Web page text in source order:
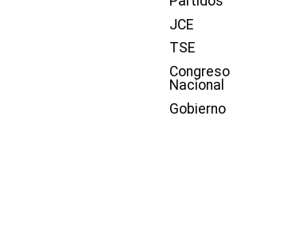
JCE
TSE
Congreso
Nacional
Gobierno